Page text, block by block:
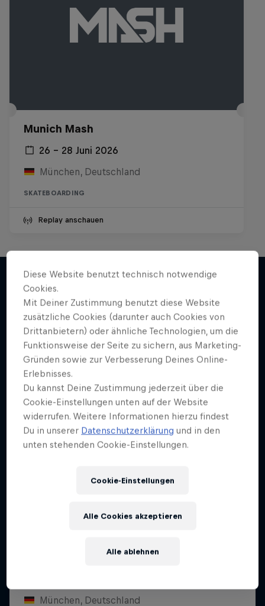
Munich Mash
26 – 28 Juni 2026
München, Deutschland
SKATEBOARDING
Replay anschauen
Mehr davon
Skate Tales
5 Staffel · 26 Folgen
SKATEBOARDING
München, Deutschland
Diese Website benutzt technisch notwendige
Cookies.
Mit Deiner Zustimmung benutzt diese Website
zusätzliche Cookies (darunter auch Cookies von
Drittanbietern) oder ähnliche Technologien, um die
Funktionsweise der Seite zu sichern, aus Marketing-
Gründen sowie zur Verbesserung Deines Online-
Erlebnisses.
Du kannst Deine Zustimmung jederzeit über die
Cookie-Einstellungen unten auf der Website
widerrufen. Weitere Informationen hierzu findest
Du in unserer Datenschutzerklärung und in den
unten stehenden Cookie-Einstellungen.
Cookie-Einstellungen
Alle ablehnen
Alle Cookies akzeptieren